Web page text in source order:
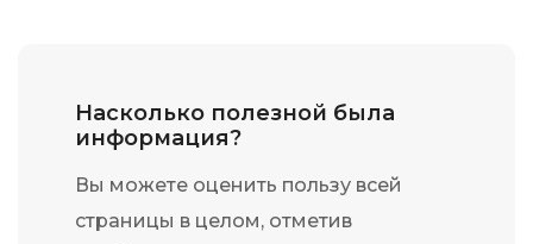
Насколько полезной была
информация?
Вы можете оценить пользу всей
страницы в целом, отметив